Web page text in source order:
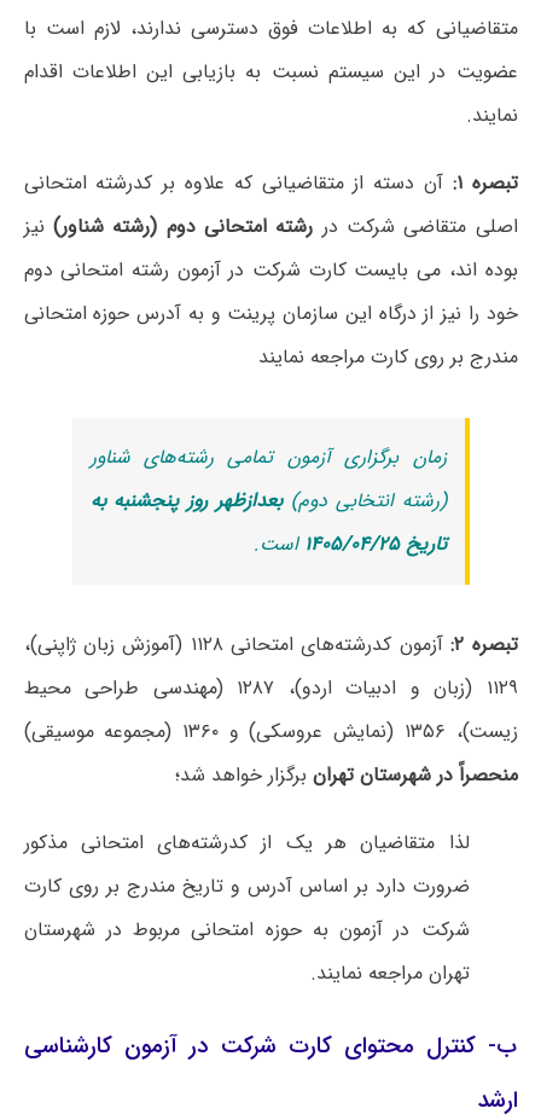
متقاضیانی که به اطلاعات فوق دسترسی ندارند، لازم است با
عضویت در این سیستم نسبت به بازیابی این اطلاعات اقدام
نمایند.
تبصره ۱:
آن دسته از متقاضیانی که علاوه بر کدرشته امتحانی
اصلی متقاضی شرکت در رشته امتحانی دوم (رشته شناور) نیز
بوده اند، می بایست کارت شرکت در آزمون رشته امتحانی دوم
خود را نیز از درگاه این سازمان پرینت و به آدرس حوزه امتحانی
مندرج بر روی کارت مراجعه نمایند
زمان برگزاری آزمون تمامی رشته‌های شناور
(رشته انتخابی دوم)بعدازظهر روز پنجشنبه به
تاریخ ۱۴۰۵/۰۴/۲۵
است.
تبصره ۲:
آزمون کدرشته‌های امتحانی ۱۱۲۸ (آموزش زبان ژاپنی)،
۱۱۲۹ (زبان و ادبیات اردو)، ۱۲۸۷ (مهندسی طراحی محیط
زیست)، ۱۳۵۶ (نمایش عروسکی) و ۱۳۶۰ (مجموعه موسیقی‌)
منحصراً در شهرستان تهران برگزار خواهد شد؛
لذا متقاضیان هر یک از کدرشته‌های امتحانی مذکور
ضرورت دارد بر اساس آدرس و تاریخ مندرج بر روی کارت
شرکت در آزمون به حوزه امتحانی مربوط در شهرستان
تهران مراجعه نمایند.
ب- کنترل محتوای کارت شرکت در آزمون کارشناسی
ارشد